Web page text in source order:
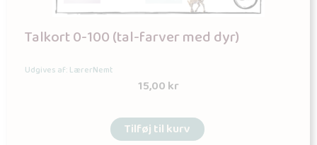
Talkort 0-100 (tal-farver med dyr)
Udgives af: LærerNemt
15,00kr
Tilføj til kurv